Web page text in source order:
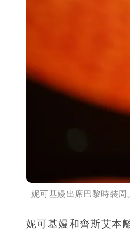
妮可基嫚出席巴黎時裝周
妮可基嫚和齊斯艾本